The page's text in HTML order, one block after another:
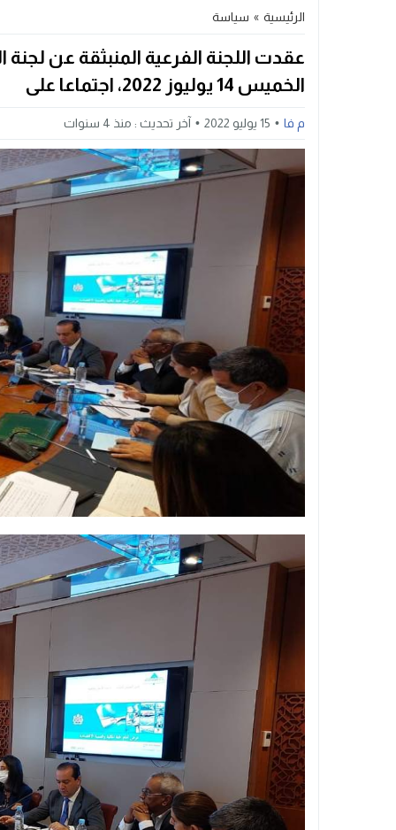
الرئيسية » سياسة
عقدت اللجنة الفرعية المنبثقة عن لجنة
الخميس 14 يوليوز 2022، اجتماعا على
م فا 15 يوليو 2022 آخر تحديث : منذ 4 سنوات